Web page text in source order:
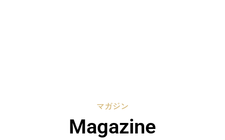
マガジン
Magazine